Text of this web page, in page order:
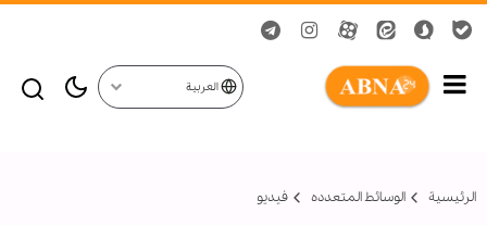
العربية
الرئيسية الوسائط المتعدده فیدیو